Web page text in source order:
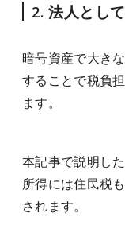
2. 法人とし
暗号資産で大き
することで税負
ます。
本記事で説明し
所得には住民税
されます。